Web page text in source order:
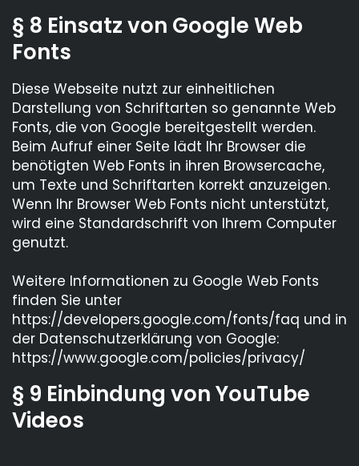
§ 8 Einsatz von Google Web
Fonts
Diese Webseite nutzt zur einheitlichen
Darstellung von Schriftarten so genannte Web
Fonts, die von Google bereitgestellt werden.
Beim Aufruf einer Seite lädt Ihr Browser die
benötigten Web Fonts in ihren Browsercache,
um Texte und Schriftarten korrekt anzuzeigen.
Wenn Ihr Browser Web Fonts nicht unterstützt,
wird eine Standardschrift von Ihrem Computer
genutzt.
Weitere Informationen zu Google Web Fonts
finden Sie unter
https://developers.google.com/fonts/faq und in
der Datenschutzerklärung von Google:
https://www.google.com/policies/privacy/
§ 9 Einbindung von YouTube
Videos